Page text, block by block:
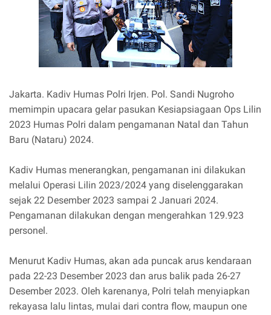
Jakarta. Kadiv Humas Polri Irjen. Pol. Sandi Nugroho
memimpin upacara gelar pasukan Kesiapsiagaan Ops Lilin
2023 Humas Polri dalam pengamanan Natal dan Tahun
Baru (Nataru) 2024.
Kadiv Humas menerangkan, pengamanan ini dilakukan
melalui Operasi Lilin 2023/2024 yang diselenggarakan
sejak 22 Desember 2023 sampai 2 Januari 2024.
Pengamanan dilakukan dengan mengerahkan 129.923
personel.
Menurut Kadiv Humas, akan ada puncak arus kendaraan
pada 22-23 Desember 2023 dan arus balik pada 26-27
Desember 2023. Oleh karenanya, Polri telah menyiapkan
rekayasa lalu lintas, mulai dari contra flow, maupun one